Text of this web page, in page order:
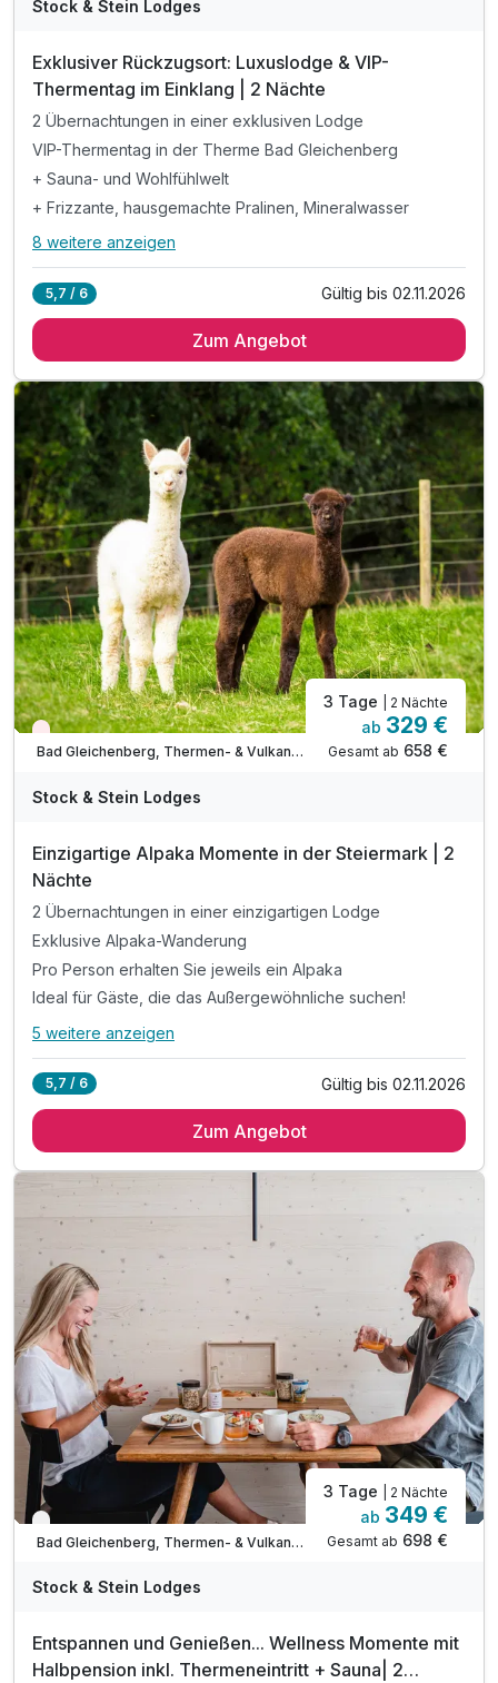
Stock & Stein Lodges
Exklusiver Rückzugsort: Luxuslodge & VIP-
Thermentag im Einklang | 2 Nächte
2 Übernachtungen in einer exklusiven Lodge
VIP-Thermentag in der Therme Bad Gleichenberg
+ Sauna- und Wohlfühlwelt
+ Frizzante, hausgemachte Pralinen, Mineralwasser
Alle Inklusivleistungen
VIP-Thermentag in der Therme Bad Gleichenberg
+ Frizzante, hausgemachte Pralinen, Mineralwasser
+ Kulinarik-Teller mit verschiedenen Spezialitäten
+ Reservierte Kuschelliege mit Kuscheldecke
+ Gepackte Badetasche und herzige Überraschung
+ Butlerservice
inkl. GenussCard mit über 280 Ausflugszielen*
TIPP: Brothof Monschein Frühstücks-Platte
TIPP: Geschwister Rauch vulgo Steira Wirt
TIPP: Einfach FiTZ in der Delikaterie
8 weitere anzeigen
5,7 / 6 Gültig bis 02.11.2026
Zum Angebot
Nur noch Restplätze
Bad Gleichenberg, Thermen- & Vulkanland Steiermark
3 Tage | 2 Nächte
ab 329 €
Gesamt ab 658 €
Stock & Stein Lodges
Einzigartige Alpaka Momente in der Steiermark | 2
Nächte
2 Übernachtungen in einer einzigartigen Lodge
Exklusive Alpaka-Wanderung
Pro Person erhalten Sie jeweils ein Alpaka
Ideal für Gäste, die das Außergewöhnliche suchen!
Alle Inklusivleistungen
Exklusive Alpaka-Wanderung
Ideal für Gäste, die das Außergewöhnliche suchen!
inkl. GenussCard mit über 280 Ausflugszielen*
inkl. Parkplatz & W-LAN Nutzung
TIPP: Brothof Monschein Frühstücks-Platte
TIPP: Maitz-Kaffeerösterei
TIPP: LOUNGE 81
5 weitere anzeigen
5,7 / 6 Gültig bis 02.11.2026
Zum Angebot
Nur noch bis Oktober
Bad Gleichenberg, Thermen- & Vulkanland Steiermark
3 Tage | 2 Nächte
ab 349 €
Gesamt ab 698 €
Stock & Stein Lodges
Entspannen und Genießen... Wellness Momente mit
Halbpension inkl. Thermeneintritt + Sauna| 2